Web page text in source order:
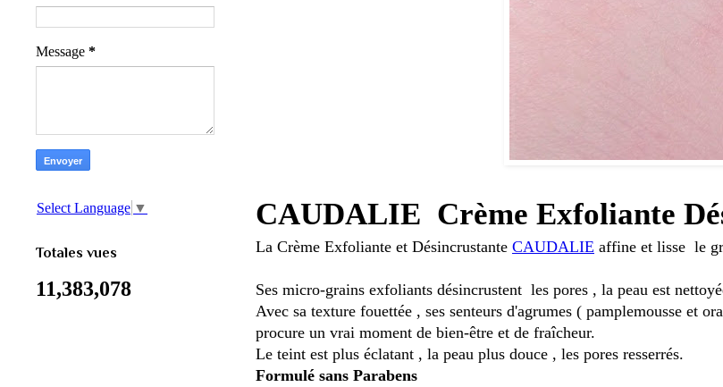
CAUDALIE Crème Exfoliante
La Crème Exfoliante et Désincrustante CAUDALIE affine et lisse le
Ses micro-grains exfoliants désincrustent les pores , la peau est
Avec sa texture fouettée , ses senteurs d'agrumes ( pamplemousse et
procure un vrai moment de bien-être et de fraîcheur.
Le teint est plus éclatant , la peau plus douce , les pores resserrés.
Formulé sans Parabens
Message *
Select Language ▼
Totales vues
11,383,078